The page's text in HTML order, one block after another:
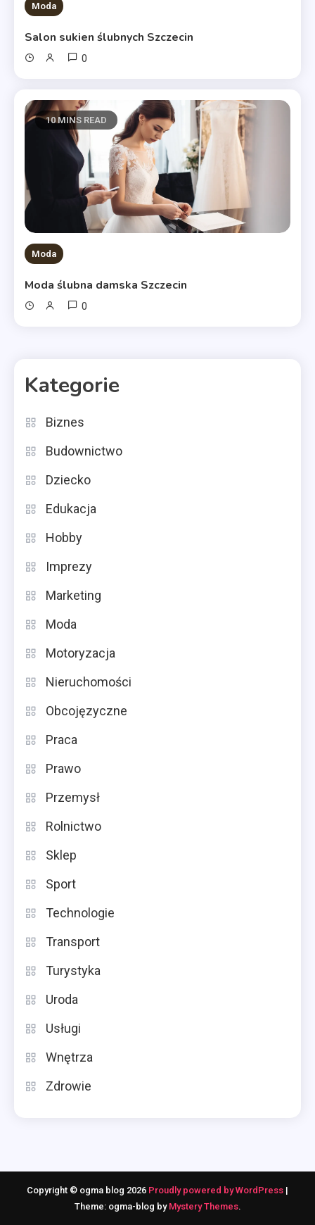
Moda
Salon sukien ślubnych Szczecin
0
10 MINS READ
Moda
Moda ślubna damska Szczecin
0
Kategorie
Biznes
Budownictwo
Dziecko
Edukacja
Hobby
Imprezy
Marketing
Moda
Motoryzacja
Nieruchomości
Obcojęzyczne
Praca
Prawo
Przemysł
Rolnictwo
Sklep
Sport
Technologie
Transport
Turystyka
Uroda
Usługi
Wnętrza
Zdrowie
Copyright © ogma blog 2026 Proudly powered by WordPress |
Theme: ogma-blog by Mystery Themes.